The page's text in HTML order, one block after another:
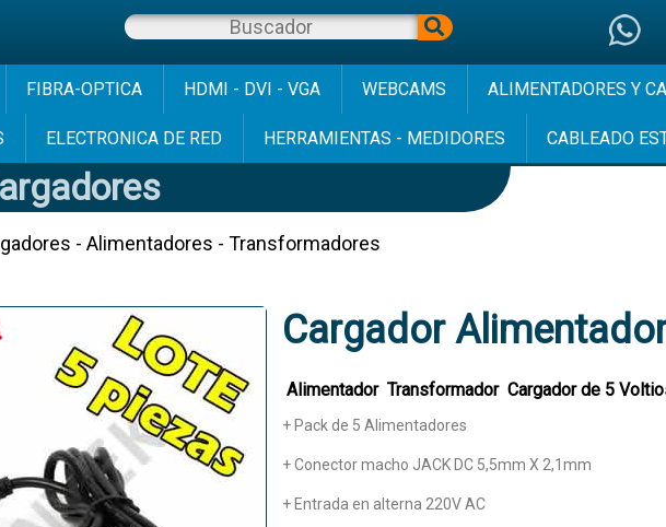
FIBRA-OPTICA HDMI - DVI - VGA WEBCAMS ALIMENTADORES Y
ELECTRONICA DE RED HERRAMIENTAS - MEDIDORES CABLEADO
- Alimentadores - Transformadores
Cargador
Alimentador Transformador Cargador de 5
+ Pack de 5 Alimentadores
+ Conector macho JACK DC 5,5mm X 2,1mm
+ Entrada en alterna 220V AC